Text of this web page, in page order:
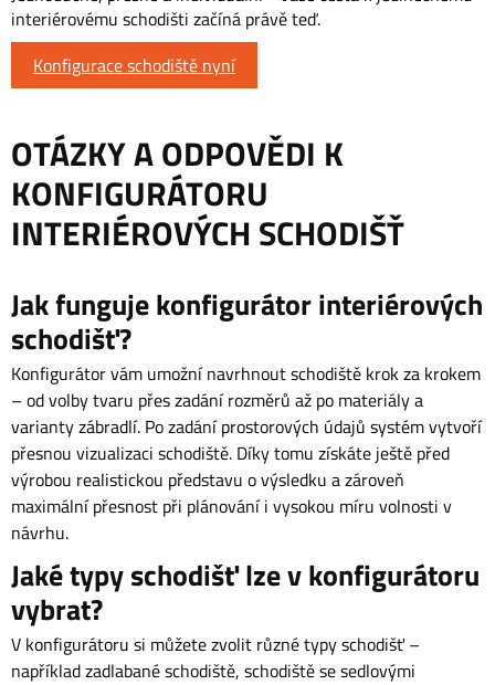
interiérovému schodišti začíná právě teď.
Konfigurace schodiště nyní
OTÁZKY A ODPOVĚDI K
KONFIGURÁTORU
INTERIÉROVÝCH SCHODIŠŤ
Jak funguje konfigurátor interiérových
schodišť?
Konfigurátor vám umožní navrhnout schodiště krok za krokem
– od volby tvaru přes zadání rozměrů až po materiály a
varianty zábradlí. Po zadání prostorových údajů systém vytvoří
přesnou vizualizaci schodiště. Díky tomu získáte ještě před
výrobou realistickou představu o výsledku a zároveň
maximální přesnost při plánování i vysokou míru volnosti v
návrhu.
Jaké typy schodišť lze v konfigurátoru
vybrat?
V konfigurátoru si můžete zvolit různé typy schodišť –
například zadlabané schodiště, schodiště se sedlovými